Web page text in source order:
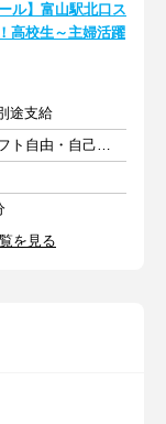
ル】富山駅北口ス
高校生～主婦活躍
途支給
週1日以上 1日4時間以上 シフト自由・自己申告
を見る